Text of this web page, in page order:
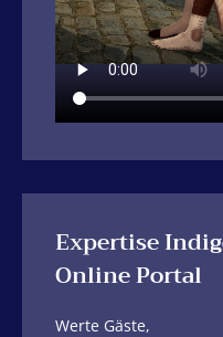
Expertise
Online Portal
Werte Gäste,